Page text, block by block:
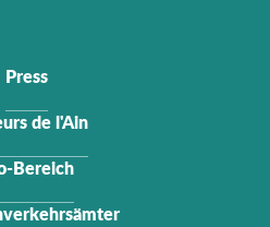
Press
de l'Ain
Bereich